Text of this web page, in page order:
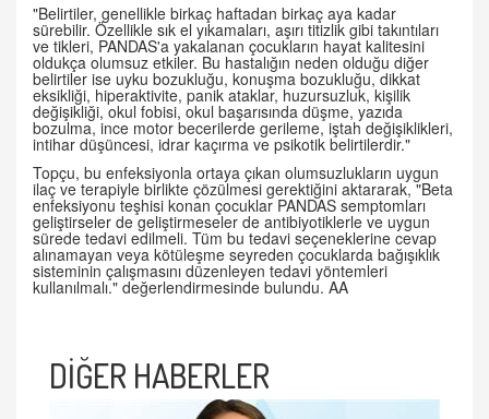
"Belirtiler, genellikle birkaç haftadan birkaç aya kadar
sürebilir. Özellikle sık el yıkamaları, aşırı titizlik gibi takıntıları
ve tikleri, PANDAS'a yakalanan çocukların hayat kalitesini
oldukça olumsuz etkiler. Bu hastalığın neden olduğu diğer
belirtiler ise uyku bozukluğu, konuşma bozukluğu, dikkat
eksikliği, hiperaktivite, panik ataklar, huzursuzluk, kişilik
değişikliği, okul fobisi, okul başarısında düşme, yazıda
bozulma, ince motor becerilerde gerileme, iştah değişiklikleri,
intihar düşüncesi, idrar kaçırma ve psikotik belirtilerdir."
Topçu, bu enfeksiyonla ortaya çıkan olumsuzlukların uygun
ilaç ve terapiyle birlikte çözülmesi gerektiğini aktararak, "Beta
enfeksiyonu teşhisi konan çocuklar PANDAS semptomları
geliştirseler de geliştirmeseler de antibiyotiklerle ve uygun
sürede tedavi edilmeli. Tüm bu tedavi seçeneklerine cevap
alınamayan veya kötüleşme seyreden çocuklarda bağışıklık
sisteminin çalışmasını düzenleyen tedavi yöntemleri
kullanılmalı." değerlendirmesinde bulundu. AA
DİĞER HABERLER